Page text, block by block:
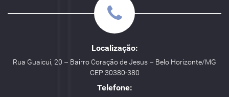
Localização:
Rua Guaicuí, 20 – Bairro Coração de Jesus – Belo Horizonte/MG
CEP 30380-380
Telefone: